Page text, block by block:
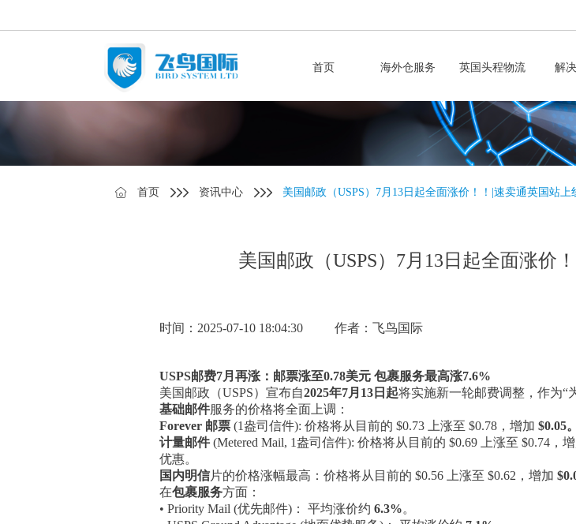
首页 海外仓服务 英国头程物流 解
首页 资讯中心 美国邮政（USPS）7月13日起全面涨价！！|速卖通英国站上
美国邮政（USPS）7月13日起全面涨价
时间：2025-07-10 18:04:30 作者：飞鸟国际
USPS邮费7月再涨：邮票涨至0.78美元 包裹服务最高涨7.6%
美国邮政（USPS）宣布自2025年7月13日起将实施新一轮邮费调整，作为“
基础邮件服务的价格将全面上调：
Forever 邮票 (1盎司信件): 价格将从目前的 $0.73 上涨至 $0.78，增加 $0.05。
计量邮件(Metered Mail, 1盎司信件): 价格将从目前的 $0.69 上涨至 $0.74，
优惠。
国内明信片的价格涨幅最高：价格将从目前的 $0.56 上涨至 $0.62，增加
在包裹服务方面：
• Priority Mail (优先邮件)： 平均涨价约 6.3%。